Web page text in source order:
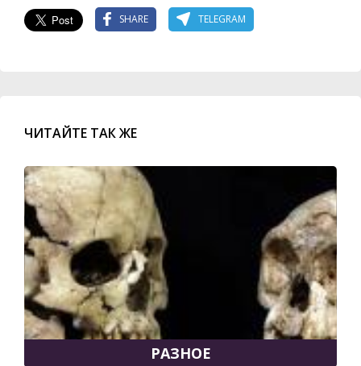
SHARE TELEGRAM
ЧИТАЙТЕ ТАК ЖЕ
РАЗНОЕ